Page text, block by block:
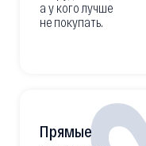
а у кого лучше
не покупать.
Прямые